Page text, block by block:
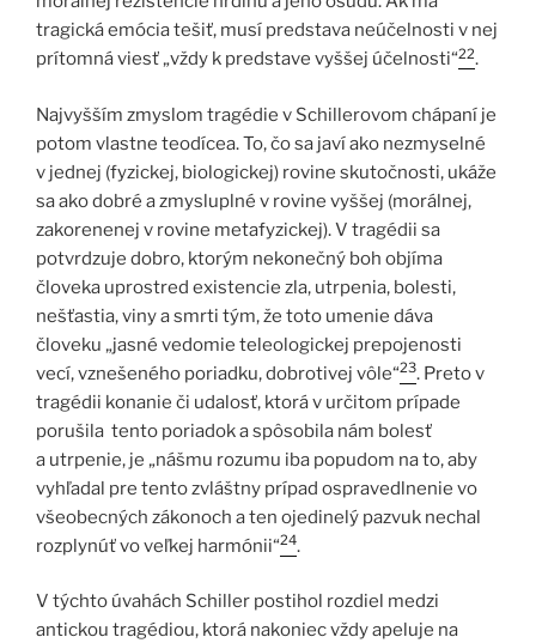
tragická emócia tešiť, musí predstava neúčelnosti v nej
prítomná viesť „vždy k predstave vyššej účelnosti“22.
Najvyšším zmyslom tragédie v Schillerovom chápaní je
potom vlastne teodícea. To, čo sa javí ako nezmyselné
v jednej (fyzickej, biologickej) rovine skutočnosti, ukáže
sa ako dobré a zmysluplné v rovine vyššej (morálnej,
zakorenenej v rovine metafyzickej). V tragédii sa
potvrdzuje dobro, ktorým nekonečný boh objíma
človeka uprostred existencie zla, utrpenia, bolesti,
nešťastia, viny a smrti tým, že toto umenie dáva
človeku „jasné vedomie teleologickej prepojenosti
vecí, vznešeného poriadku, dobrotivej vôle“23. Preto v
tragédii konanie či udalosť, ktorá v určitom prípade
porušila tento poriadok a spôsobila nám bolesť
a utrpenie, je „nášmu rozumu iba popudom na to, aby
vyhľadal pre tento zvláštny prípad ospravedlnenie vo
všeobecných zákonoch a ten ojedinelý pazvuk nechal
rozplynúť vo veľkej harmónii“24.
V týchto úvahách Schiller postihol rozdiel medzi
antickou tragédiou, ktorá nakoniec vždy apeluje na